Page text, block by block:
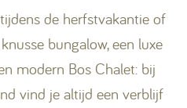
de herfstvakantie of
bungalow, een luxe
modern Bos Chalet: bij
vind je altijd een verblijf